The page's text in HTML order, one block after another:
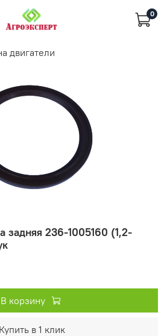
0
двигатели
задняя 236-1005160 (1,2-
В корзину
Купить в 1 клик